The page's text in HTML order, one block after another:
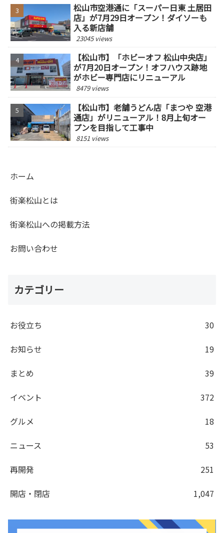
松山市空港通に「スーパー日東 土居田
店」が7月29日オープン！ダイソーも
入る新店舗
23045 views
【松山市】「ホビーオフ 松山中央店」
が7月20日オープン！オフハウス跡地
がホビー専門店にリニューアル
8479 views
【松山市】老舗うどん店「まつや 空港
通店」がリニューアル！8月上旬オー
プンを目指して工事中
8151 views
ホーム
街楽松山とは
街楽松山への掲載方法
お問い合わせ
カテゴリー
お役立ち
30
お知らせ
19
まとめ
39
イベント
372
グルメ
18
ニュース
53
再開発
251
開店・閉店
1,047